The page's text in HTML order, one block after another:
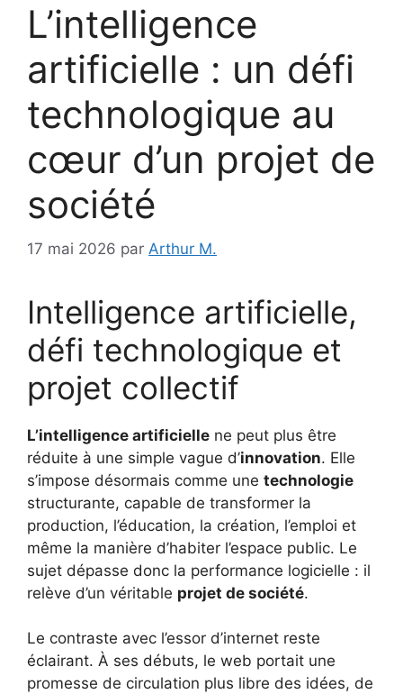
L’intelligence
artificielle : un défi
technologique au
cœur d’un projet de
société
17 mai 2026 par Arthur M.
Intelligence artificielle,
défi technologique et
projet collectif
L’intelligence artificielle ne peut plus être
réduite à une simple vague d’innovation. Elle
s’impose désormais comme une technologie
structurante, capable de transformer la
production, l’éducation, la création, l’emploi et
même la manière d’habiter l’espace public. Le
sujet dépasse donc la performance logicielle : il
relève d’un véritable projet de société.
Le contraste avec l’essor d’internet reste
éclairant. À ses débuts, le web portait une
promesse de circulation plus libre des idées, de